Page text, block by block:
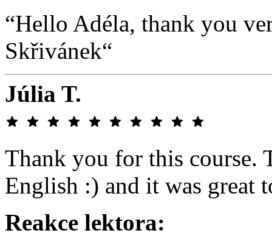
“Hello Adéla, thank you
Skřivánek“
Júlia T.
Thank you for this course.
English :) and it was great
Reakce lektora: